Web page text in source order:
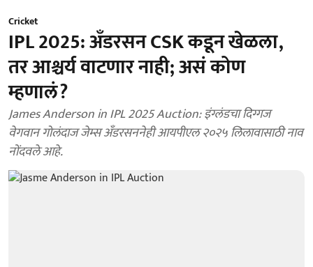
Cricket
IPL 2025: अँडरसन CSK कडून खेळला,
तर आश्चर्य वाटणार नाही; असं कोण
म्हणालं?
James Anderson in IPL 2025 Auction: इंग्लंडचा दिग्गज
वेगवान गोलंदाज जेम्स अँडरसननेही आयपीएल २०२५ लिलावासाठी नाव
नोंदवले आहे.